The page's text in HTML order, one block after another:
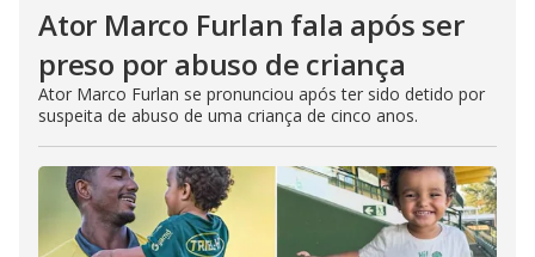
Ator Marco Furlan fala após ser
preso por abuso de criança
Ator Marco Furlan se pronunciou após ter sido detido por
suspeita de abuso de uma criança de cinco anos.